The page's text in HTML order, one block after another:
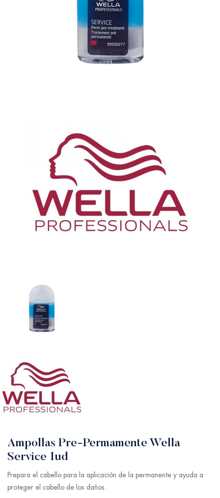
Ampollas Pre-Permamente Wella
Service 1ud
Prepara el cabello para la aplicación de la permanente y ayuda a
proteger el cabello de los daños.